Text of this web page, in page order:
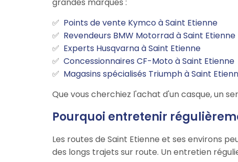
grandes marques :
Points de vente Kymco à Saint Etienne
Revendeurs BMW Motorrad à Saint Etienne
Experts Husqvarna à Saint Etienne
Concessionnaires CF-Moto à Saint Etienne
Magasins spécialisés Triumph à Saint
Que vous cherchiez l'achat d'un casque, un
Pourquoi entretenir
Les routes de Saint Etienne et ses environs
des longs trajets sur route. Un entretien